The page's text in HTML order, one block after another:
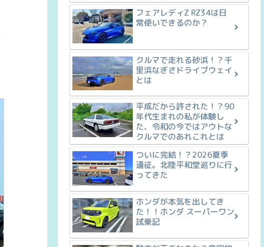
フェアレディZ RZ34は日
常使いできるのか？
クルマで走れる砂浜！？千
里浜なぎさドライブウェイ
とは
平成だから許された！？90
年代生まれの私が体験し
た、令和の今ではアウトな
クルマでのあれこれとは
ついに完結！？2026夏季
遠征。北陸平和堂巡りに行
ってきた
ホンダが本気を出してき
た！！ホンダ スーパーワン
試乗記